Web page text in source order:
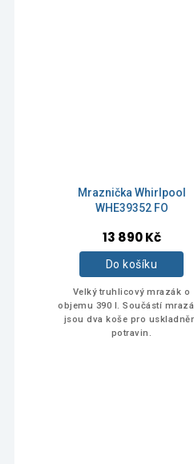
Mraznička Whirlpool
WHE39352 FO
13 890 Kč
Do košíku
Velký truhlicový mrazák o
objemu 390 l. Součástí
jsou dva koše pro
potravin.